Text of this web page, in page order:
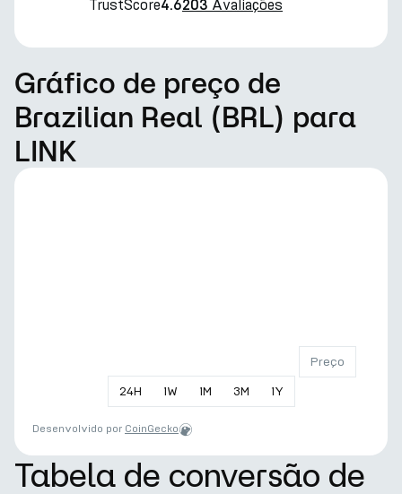
TrustScore4.6203 Avaliações
Gráfico de preço de
Brazilian Real (BRL) para
LINK
24H 1W 1M 3M 1Y
Preço
Desenvolvido por CoinGecko
Tabela de conversão de